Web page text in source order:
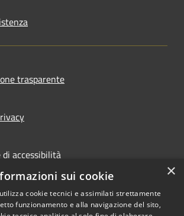
trasparente
accessibilità
×
sui cookie
cookie tecnici e assimilati strettamente
funzionamento e alla navigazione del sito,